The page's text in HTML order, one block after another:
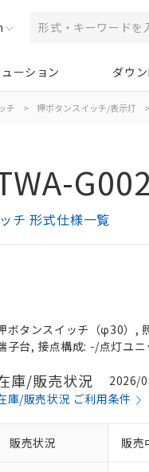
ーション ダウ
チ > 押ボタンスイッチ/表示灯 >
チ 形式仕様一覧
ボタンスイッチ（φ30）,
子台, 接点構成: -/点灯ユ
庫/販売状況
2026/
庫/販売状況 ご利用条件
販売状況 販売